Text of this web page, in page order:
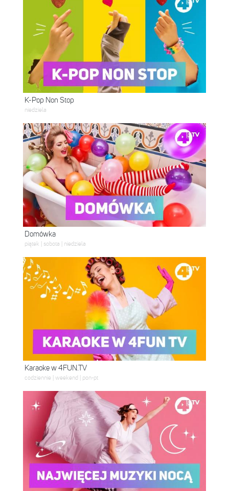
K-Pop Non Stop
niedziela
Domówka
piątek | sobota | niedziela
Karaoke w 4FUN.TV
codziennie | weekend | pon-pt